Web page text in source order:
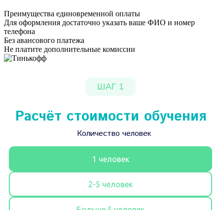
Преимущества единовременной оплаты
Для оформления достаточно указать ваше ФИО и номер
телефона
Без авансового платежа
Не платите дополнительные комиссии